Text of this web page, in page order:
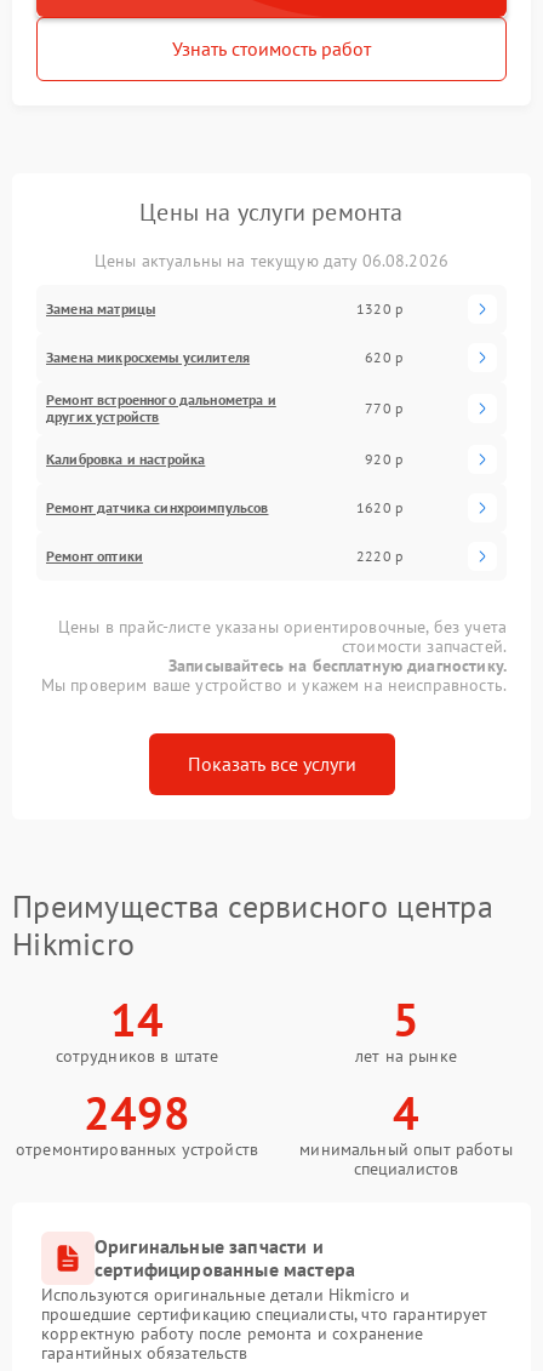
Узнать стоимость работ
Цены на услуги ремонта
Цены актуальны на текущую дату 06.08.2026
Замена матрицы 1320 р
Замена микросхемы усилителя 620 р
Ремонт встроенного дальнометра и
других устройств
770 р
Калибровка и настройка 920 р
Ремонт датчика синхроимпульсов 1620 р
Ремонт оптики 2220 р
Цены в прайс-листе указаны ориентировочные, без учета
стоимости запчастей.
Записывайтесь на бесплатную диагностику.
Мы проверим ваше устройство и укажем на неисправность.
Показать все услуги
Преимущества сервисного центра
Hikmicro
14
сотрудников в штате
5
лет на рынке
2498
отремонтированных устройств
4
минимальный опыт работы
специалистов
Оригинальные запчасти и
сертифицированные мастера
Используются оригинальные детали Hikmicro и
прошедшие сертификацию специалисты, что гарантирует
корректную работу после ремонта и сохранение
гарантийных обязательств